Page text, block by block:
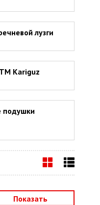
лузги
Kariguz
подушки